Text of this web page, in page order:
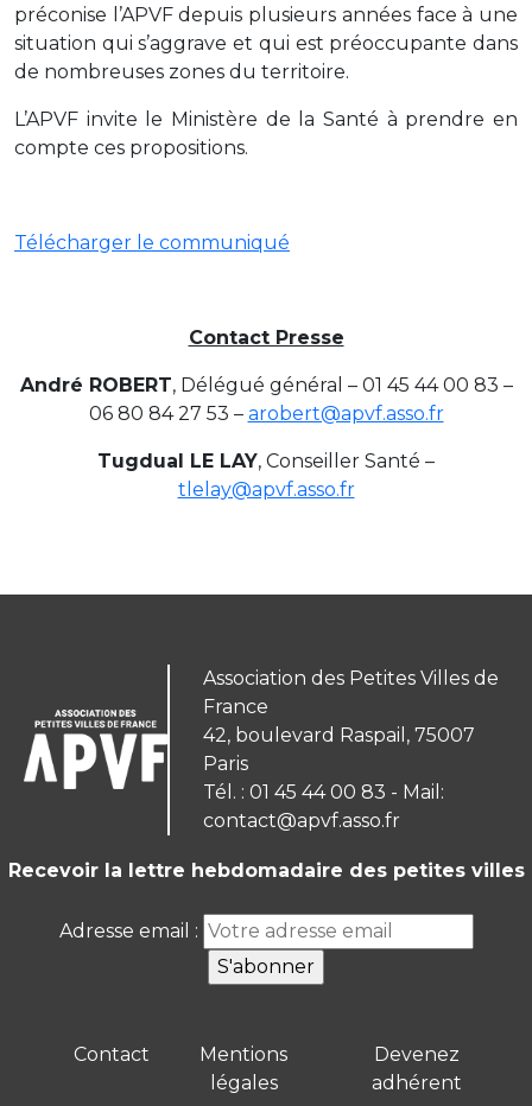
préconise l’APVF depuis plusieurs années face à une
situation qui s’aggrave et qui est préoccupante dans
de nombreuses zones du territoire.
L’APVF invite le Ministère de la Santé à prendre en
compte ces propositions.
Télécharger le communiqué
Contact Presse
André ROBERT, Délégué général – 01 45 44 00 83 –
06 80 84 27 53 – arobert@apvf.asso.fr
Tugdual LE LAY, Conseiller Santé –
tlelay@apvf.asso.fr
Association des Petites Villes de
France
42, boulevard Raspail, 75007
Paris
Tél. : 01 45 44 00 83 - Mail:
contact@apvf.asso.fr
Recevoir la lettre hebdomadaire des petites villes
Adresse email :
Contact
Mentions
légales
Devenez
adhérent